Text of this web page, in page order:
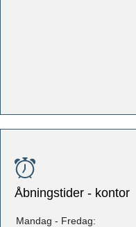
Åbningstider - kontor
Mandag - Fredag: